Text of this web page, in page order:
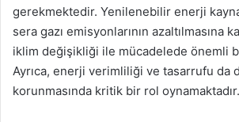
gerekmektedir. Yenilenebilir enerji
sera gazı emisyonlarının azaltılmasına
iklim değişikliği ile mücadelede önemli
Ayrıca, enerji verimliliği ve tasarrufu da
korunmasında kritik bir rol oynamaktadır.